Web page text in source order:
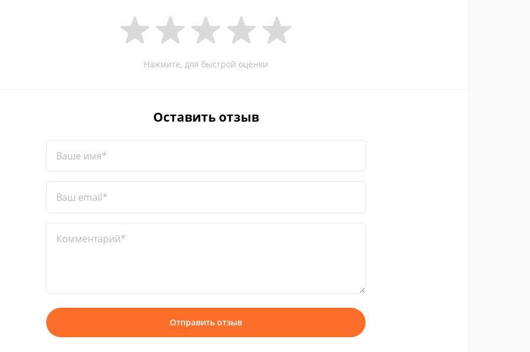
Нажмите, для быстрой оценки
Оставить отзыв
Ваше имя*
Ваш email*
Комментарий*
Отправить отзыв